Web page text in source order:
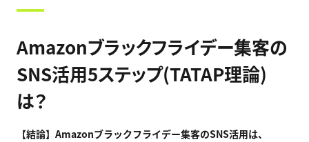
Amazonブラックフライデー集客の
SNS活用5ステップ(TATAP理論)
は？
【結論】Amazonブラックフライデー集客のSNS活用は、